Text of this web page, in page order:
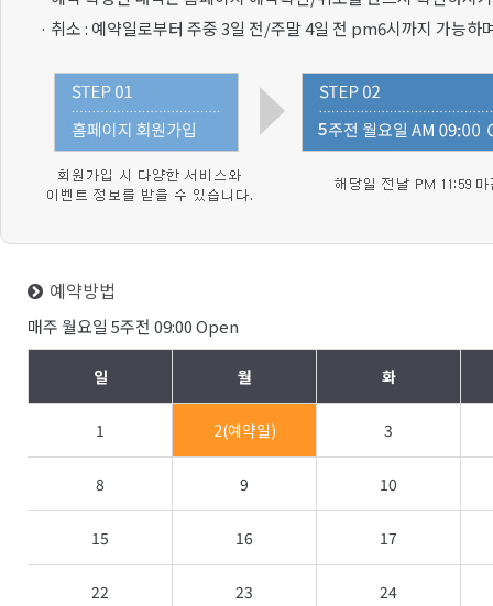
· 취소 : 예약일로부터 주중 3일 전/주말 4일 전 pm6시까지 가능하
예약방법
매주 월요일 5주전 09:00 Open
일 월 화
1 2(예약일) 3
8 9 10
15 16 17
22 23 24